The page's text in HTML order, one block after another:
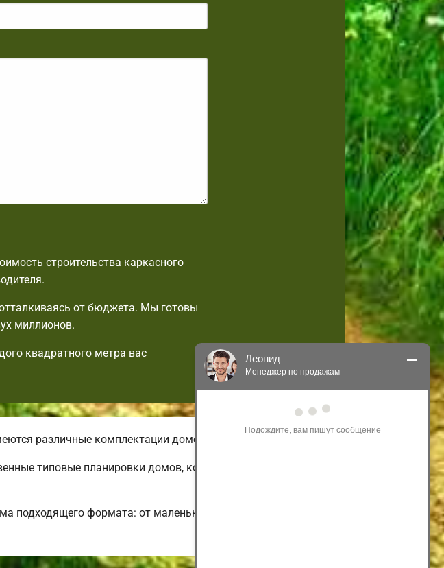
строительства каркасного
от бюджета. Мы готовы
миллионов.
квадратного метра вас
различные комплектации домов небольшой площади.
типовые планировки домов, которые возможно
подходящего формата: от маленьких 1-этажных и
Леонид
Менеджер по продажам
Здравствуйте! Я могу
акциям и проектам.